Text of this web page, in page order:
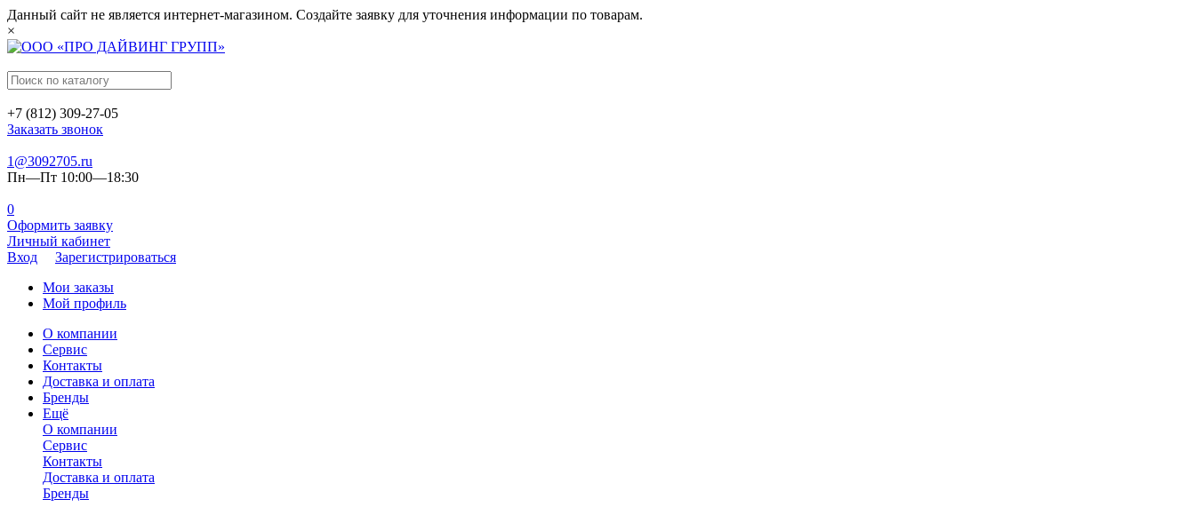
Данный сайт не является интернет-магазином. Создайте заявку для уточнения информации по товарам.
×
+7 (812) 309-27-05
Заказать звонок
1@3092705.ru
Пн—Пт 10:00—18:30
0
Оформить заявку
Личный кабинет
Вход
Зарегистрироваться
Мои заказы
Мой профиль
О компании
Сервис
Контакты
Доставка и оплата
Бренды
Ещё
О компании
Сервис
Контакты
Доставка и оплата
Бренды